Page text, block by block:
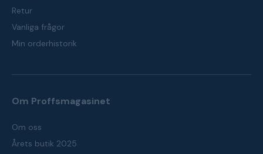
Retur
Vanliga frågor
Min orderhistorik
Om Proffsmagasinet
Om oss
Årets butik 2025